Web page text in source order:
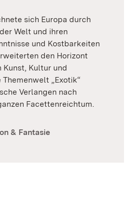
sich Europa durch
Welt und ihren
und Kostbarkeiten
den Horizont
Kunst, Kultur und
„Exotik“
Verlangen nach
Facettenreichtum.
& Fantasie